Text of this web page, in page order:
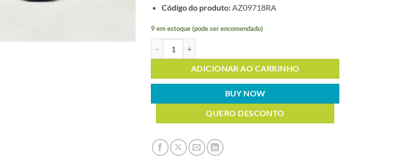
Código do produto: AZ09718RA
9 em estoque (pode ser encomendado)
ADICIONAR AO CARRINHO
BUY NOW
QUERO DESCONTO